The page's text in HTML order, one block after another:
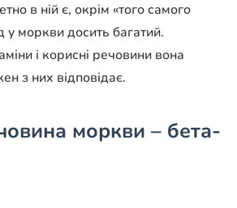
в ній є, окрім «того самого
у моркви досить багатий.
і корисні речовини вона
з них відповідає.
моркви – бета-